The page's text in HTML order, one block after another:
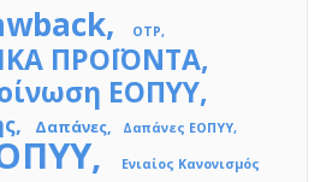
OTP
ΠΡΟΪΟΝΤΑ
ΕΟΠΥΥ
Δαπάνες Δαπάνες ΕΟΠΥΥ
Ενιαίος Κανονισμός